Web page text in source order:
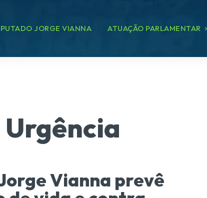
JORGE VIANNA ATUAÇÃO PARLAMENTAR
Urgência
Vianna prevê